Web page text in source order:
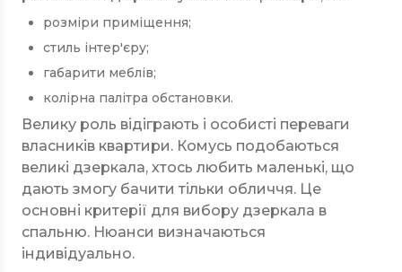
розміри приміщення;
стиль інтер'єру;
габарити меблів;
колірна палітра обстановки.
Велику роль відіграють і особисті переваги
власників квартири. Комусь подобаються
великі дзеркала, хтось любить маленькі, що
дають змогу бачити тільки обличчя. Це
основні критерії для вибору дзеркала в
спальню. Нюанси визначаються
індивідуально.